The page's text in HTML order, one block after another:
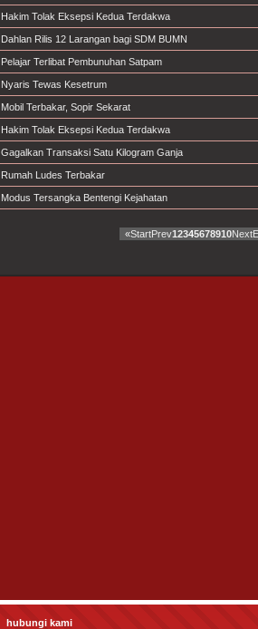
Hakim Tolak Eksepsi Kedua Terdakwa
Dahlan Rilis 12 Larangan bagi SDM BUMN
Pelajar Terlibat Pembunuhan Satpam
Nyaris Tewas Kesetrum
Mobil Terbakar, Sopir Sekarat
Hakim Tolak Eksepsi Kedua Terdakwa
Gagalkan Transaksi Satu Kilogram Ganja
Rumah Ludes Terbakar
Modus Tersangka Bentengi Kejahatan
«StartPrev12345678910Next
hubungi kami